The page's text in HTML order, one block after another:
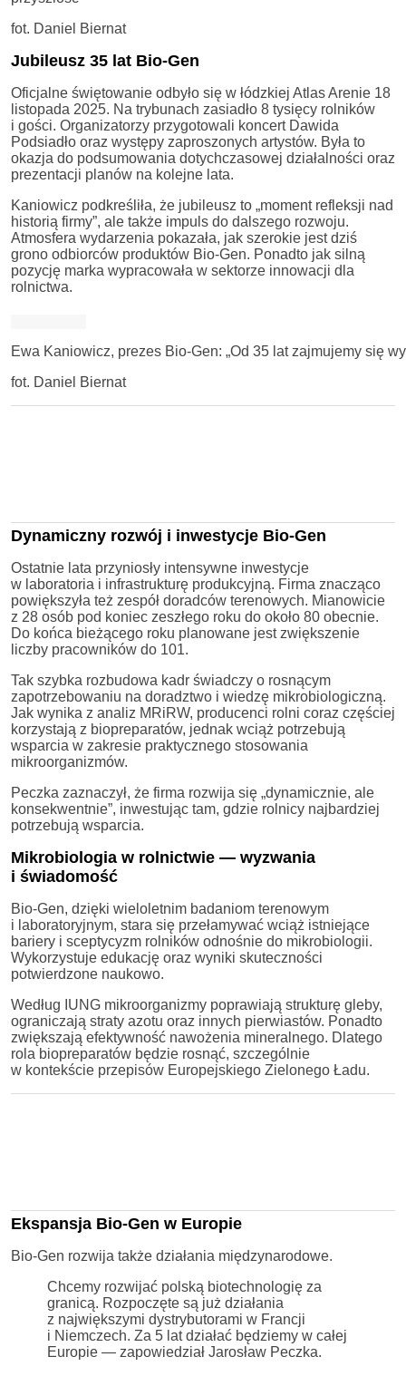
fot. Daniel Biernat
Jubileusz 35 lat Bio-Gen
Oficjalne świętowanie odbyło się w łódzkiej Atlas Arenie 18
listopada 2025. Na trybunach zasiadło 8 tysięcy rolników
i gości. Organizatorzy przygotowali koncert Dawida
Podsiadło oraz występy zaproszonych artystów. Była to
okazja do podsumowania dotychczasowej działalności oraz
prezentacji planów na kolejne lata.
Kaniowicz podkreśliła, że jubileusz to „moment refleksji nad
historią firmy”, ale także impuls do dalszego rozwoju.
Atmosfera wydarzenia pokazała, jak szerokie jest dziś
grono odbiorców produktów Bio-Gen. Ponadto jak silną
pozycję marka wypracowała w sektorze innowacji dla
rolnictwa.
Ewa Kaniowicz, prezes Bio-Gen: „Od 35 lat zajmujemy się
fot. Daniel Biernat
Dynamiczny rozwój i inwestycje Bio-Gen
Ostatnie lata przyniosły intensywne inwestycje
w laboratoria i infrastrukturę produkcyjną. Firma znacząco
powiększyła też zespół doradców terenowych. Mianowicie
z 28 osób pod koniec zeszłego roku do około 80 obecnie.
Do końca bieżącego roku planowane jest zwiększenie
liczby pracowników do 101.
Tak szybka rozbudowa kadr świadczy o rosnącym
zapotrzebowaniu na doradztwo i wiedzę mikrobiologiczną.
Jak wynika z analiz MRiRW, producenci rolni coraz częściej
korzystają z biopreparatów, jednak wciąż potrzebują
wsparcia w zakresie praktycznego stosowania
mikroorganizmów.
Peczka zaznaczył, że firma rozwija się „dynamicznie, ale
konsekwentnie”, inwestując tam, gdzie rolnicy najbardziej
potrzebują wsparcia.
Mikrobiologia w rolnictwie — wyzwania
i świadomość
Bio-Gen, dzięki wieloletnim badaniom terenowym
i laboratoryjnym, stara się przełamywać wciąż istniejące
bariery i sceptycyzm rolników odnośnie do mikrobiologii.
Wykorzystuje edukację oraz wyniki skuteczności
potwierdzone naukowo.
Według IUNG mikroorganizmy poprawiają strukturę gleby,
ograniczają straty azotu oraz innych pierwiastów. Ponadto
zwiększają efektywność nawożenia mineralnego. Dlatego
rola biopreparatów będzie rosnąć, szczególnie
w kontekście przepisów Europejskiego Zielonego Ładu.
Ekspansja Bio-Gen w Europie
Bio-Gen rozwija także działania międzynarodowe.
Chcemy rozwijać polską biotechnologię za
granicą. Rozpoczęte są już działania
z największymi dystrybutorami w Francji
i Niemczech. Za 5 lat działać będziemy w całej
Europie — zapowiedział Jarosław Peczka.